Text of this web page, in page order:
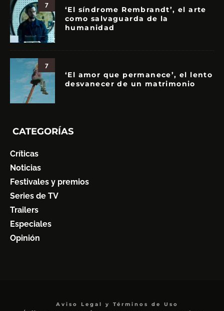
7
‘El síndrome Rembrandt’, el arte
como salvaguarda de la
humanidad
7
‘El amor que permanece’, el lento
desvanecer de un matrimonio
CATEGORÍAS
Críticas
Noticias
Festivales y premios
Series de TV
Trailers
Especiales
Opinión
Aviso Legal y Términos de Uso